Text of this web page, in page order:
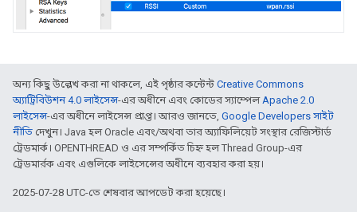
অন্য কিছু উল্লেখ করা না থাকলে, এই পৃষ্ঠার কন্টেন্ট Creative Commons
অ্যাট্রিবিউশন 4.0 লাইসেন্স-এর অধীনে এবং কোডের স্যাম্পেল Apache 2.0
লাইসেন্স-এর অধীনে লাইসেন্স প্রাপ্ত। আরও জানতে, Google Developers সাইট
নীতি দেখুন। Java হল Oracle এবং/অথবা তার অ্যাফিলিয়েট সংস্থার রেজিস্টার্ড
ট্রেডমার্ক। OPENTHREAD ও এর সম্পর্কিত চিহ্ন হল Thread Group-এর
ট্রেডমার্রক এবং এগুলিকে লাইসেন্সের অধীনে ব্যবহার করা হয়।
2025-07-28 UTC-তে শেষবার আপডেট করা হয়েছে।